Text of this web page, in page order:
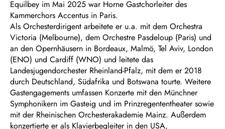
Equilbey im Mai 2025 war Horne Gastchorleiter des
Kammerchors Accentus in Paris.
Als Orchesterdirigent arbeitete er u.a. mit dem Orchestra
Victoria (Melbourne), dem Orchestre Pasdeloup (Paris) und
an den Opernhäusern in Bordeaux, Malmö, Tel Aviv, London
(ENO) und Cardiff (WNO) und leitete das
Landesjugendorchester Rheinland-Pfalz, mit dem er 2018
durch Deutschland, Südafrika und Botswana tourte. Weitere
Gastengagements umfassen Konzerte mit den Münchner
Symphonikern im Gasteig und im Prinzregententheater sowie
mit der Rheinischen Orchesterakademie Mainz. Außerdem
konzertierte er als Klavierbegleiter in den USA,